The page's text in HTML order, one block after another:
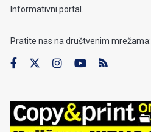
Informativni portal.
Pratite nas na društvenim mrežama: